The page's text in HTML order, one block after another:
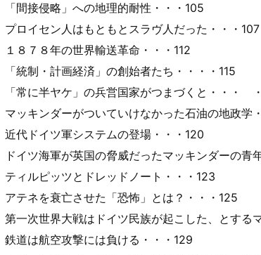
「間接侵略」への地理的耐性・・・105
プロイセン人はもともとスラヴ人だった・・・107
１８７８年の世界輸送革命・・・112
「統制・計画経済」の創始者たち・・・・115
「常に半ヤケ」の兵営国家がつまづくと・・・
マッキンダーがついていけなかった石油の地政学
近代ドイツ軍システムの登場・・・120
ドイツ海軍が英国の脅威だったマッキンダーの青
ティルピッツとドレッドノート・・・123
アテネを衰亡させた「恐怖」とは？・・・125
第一次世界大戦はドイツ民族が起こした、とする
鉄道は航空攻撃には負ける・・・129